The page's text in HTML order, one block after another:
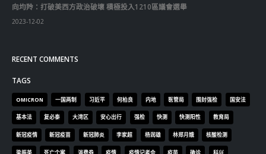
向均羚：打破美西方政治破壞 積極投入1210區議會選舉
2023-12-02
RECENT COMMENTS
TAGS
OMICRON 一国两制 习近平 何柏良 内地 医管局 围封强检 国安法
基本法 复必泰 大湾区 安心出行 强检 快测 快测阳性 教育局
新冠疫情 新冠疫苗 新冠肺炎 李家超 杨润雄 林郑月娥 核酸检测
梁振英 死亡个案 消费券 疫情 疫情记者会 疫苗 确诊 科兴